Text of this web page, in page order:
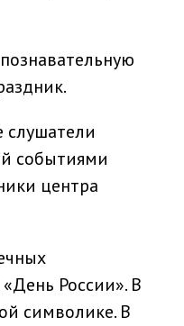
событиями
центра
России». В
символике. В